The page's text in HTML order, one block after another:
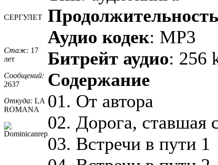
СЕРГУЛЕТ
Стаж: 17
лет
Сообщений:
2637
Откуда: LA
ROMANA
Продолжительность
Аудио кодек: MP3
Битрейт аудио: 256
Содержание
01. От автора
02. Дорога, ставшая
03. Встречи в пути 1